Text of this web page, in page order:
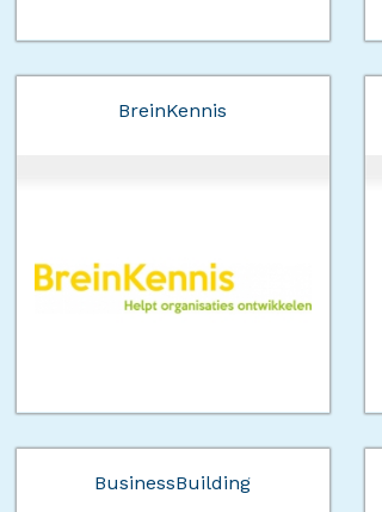
BreinKennis
BusinessBuilding